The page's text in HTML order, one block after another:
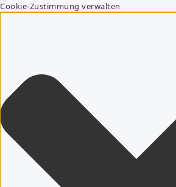
Cookie-Zustimmung verwalten